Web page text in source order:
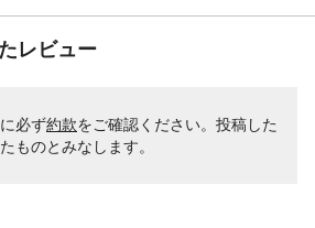
レビュー
必ず約款をご確認ください。投稿した
ものとみなします。